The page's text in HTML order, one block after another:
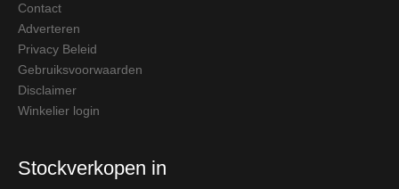
Contact
Adverteren
Privacy Beleid
Gebruiksvoorwaarden
Disclaimer
Winkelier login
Stockverkopen in